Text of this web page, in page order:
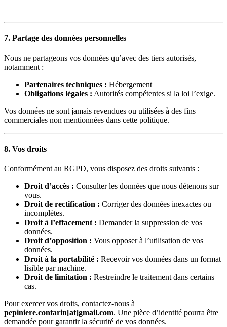
7. Partage des données personnelles
Nous ne partageons vos données qu’avec des tiers autorisés,
notamment :
Partenaires techniques : Hébergement
Obligations légales : Autorités compétentes si la loi l’exige.
Vos données ne sont jamais revendues ou utilisées à des fins
commerciales non mentionnées dans cette politique.
8. Vos droits
Conformément au RGPD, vous disposez des droits suivants :
Droit d’accès : Consulter les données que nous détenons sur
vous.
Droit de rectification : Corriger des données inexactes ou
incomplètes.
Droit à l’effacement : Demander la suppression de vos
données.
Droit d’opposition : Vous opposer à l’utilisation de vos
données.
Droit à la portabilité : Recevoir vos données dans un format
lisible par machine.
Droit de limitation : Restreindre le traitement dans certains
cas.
Pour exercer vos droits, contactez-nous à
pepiniere.contarin[at]gmail.com. Une pièce d’identité pourra être
demandée pour garantir la sécurité de vos données.